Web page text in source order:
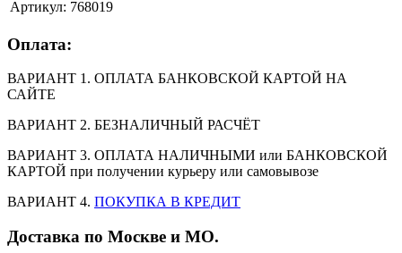
Артикул: 768019
Оплата:
ВАРИАНТ 1. ОПЛАТА БАНКОВСКОЙ КАРТОЙ НА
САЙТЕ
ВАРИАНТ 2. БЕЗНАЛИЧНЫЙ РАСЧЁТ
ВАРИАНТ 3. ОПЛАТА НАЛИЧНЫМИ или БАНКОВСКОЙ
КАРТОЙ при получении курьеру или самовывозе
ВАРИАНТ 4. ПОКУПКА В КРЕДИТ
Доставка по Москве и МО.